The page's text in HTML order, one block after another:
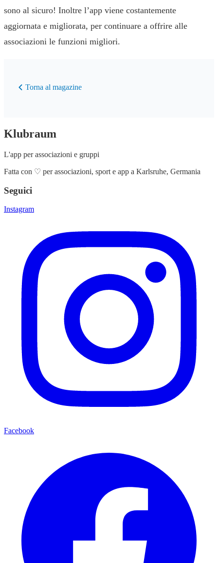
sono al sicuro! Inoltre l’app viene costantemente
aggiornata e migliorata, per continuare a offrire alle
associazioni le funzioni migliori.
Torna al magazine
Klubraum
L'app per associazioni e gruppi
Fatta con ♡ per associazioni, sport e app a Karlsruhe, Germania
Seguici
Instagram
Facebook